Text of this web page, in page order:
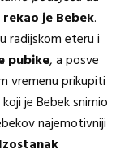
rekao je Bebek.
radijskom eteru i
pubike, a posve
vremenu prikupiti
je Bebek snimio
najemotivniji
Izostanak